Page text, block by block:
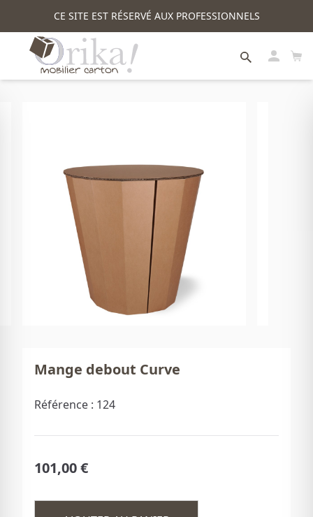
CE SITE EST RÉSERVÉ AUX PROFESSIONNELS
Mange debout Curve
Référence : 124
101,00 €